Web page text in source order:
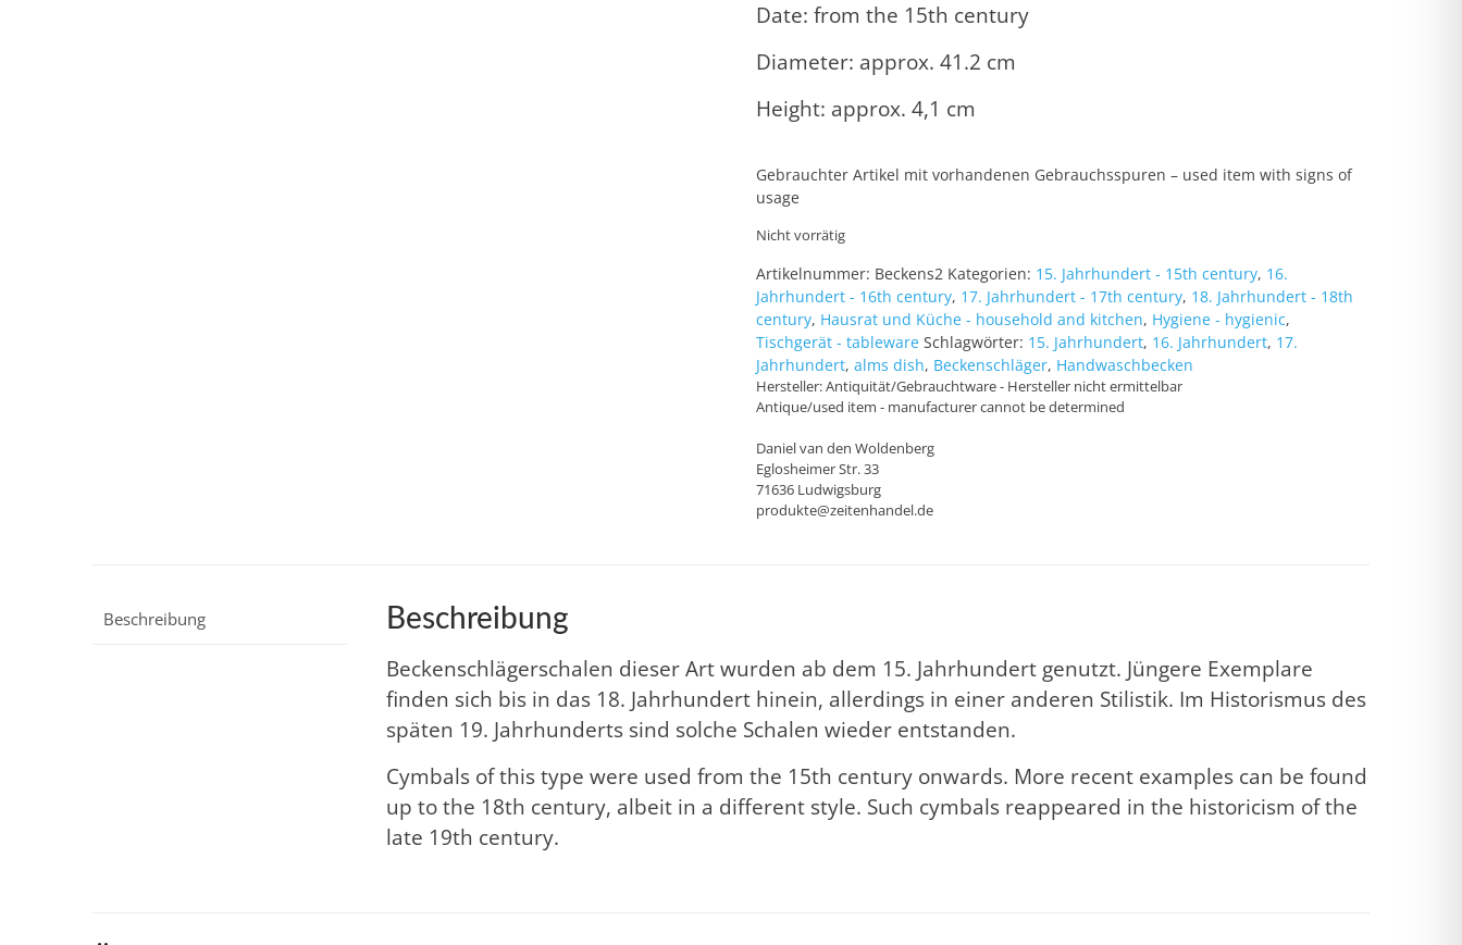
Date: from the 15th century
Diameter: approx. 41.2 cm
Height: approx. 4,1 cm
Gebrauchter Artikel mit vorhandenen Gebrauchsspuren – used item with signs of
usage
Nicht vorrätig
Artikelnummer: Beckens2 Kategorien: 15. Jahrhundert - 15th century, 16.
Jahrhundert - 16th century, 17. Jahrhundert - 17th century, 18. Jahrhundert - 18th
century, Hausrat und Küche - household and kitchen, Hygiene - hygienic,
Tischgerät - tableware Schlagwörter: 15. Jahrhundert, 16. Jahrhundert, 17.
Jahrhundert,alms dish, Beckenschläger, Handwaschbecken
Hersteller:Antiquität/Gebrauchtware - Hersteller nicht ermittelbar
Antique/used item - manufacturer cannot be determined
Daniel van den Woldenberg
Eglosheimer Str. 33
71636 Ludwigsburg
produkte@zeitenhandel.de
Beschreibung Beschreibung
Beckenschlägerschalen dieser Art wurden ab dem 15. Jahrhundert genutzt. Jüngere Exemplare
finden sich bis in das 18. Jahrhundert hinein, allerdings in einer anderen Stilistik. Im Historismus des
späten 19. Jahrhunderts sind solche Schalen wieder entstanden.
Cymbals of this type were used from the 15th century onwards. More recent examples can be found
up to the 18th century, albeit in a different style. Such cymbals reappeared in the historicism of the
late 19th century.